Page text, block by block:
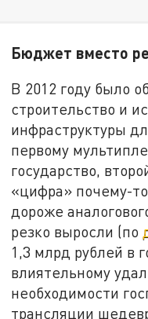
Бюджет вместо
В 2012 году было
строительство и
инфраструктуры
первому
государство,
«цифра» почему-
дороже
резко выросли (по
1,3 млрд рублей в
влиятельному
необходимости
трансляции